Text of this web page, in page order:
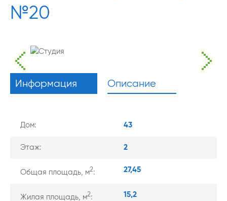
№20
Информация Описание
Дом: 43
Этаж: 2
Общая площадь, м2: 27,45
Жилая площадь, м2: 15,2